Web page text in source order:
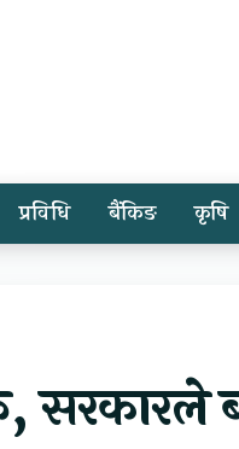
प्रविधि बैंकिङ कृषि
सरकारले